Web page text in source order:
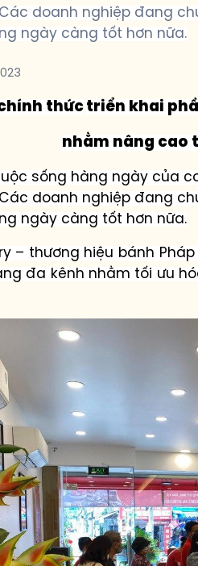
doanh nghiệp đang
ngày càng tốt hơn nữa.
thức triển khai
nhằm nâng cao
sống hàng ngày của
doanh nghiệp đang
ngày càng tốt hơn nữa.
– thương hiệu bánh
đa kênh nhằm tối ưu